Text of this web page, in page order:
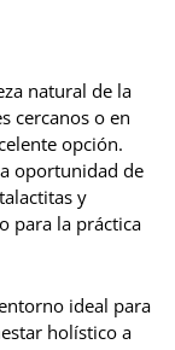
natural de la
cercanos o en
opción.
oportunidad de
y
para la práctica
ideal para
holístico a